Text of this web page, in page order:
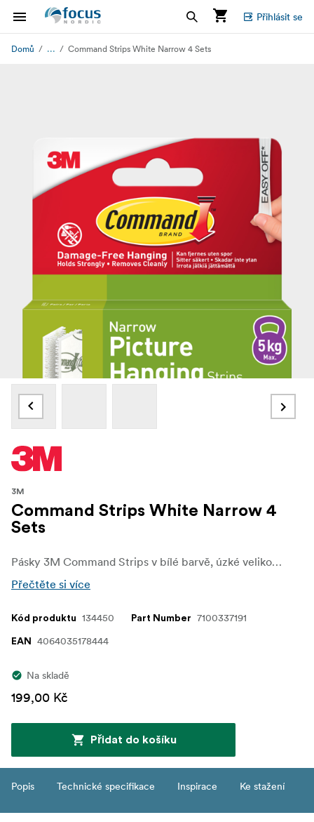
Přihlásit se
Domů ... Command Strips White Narrow 4 Sets
3M
Command Strips White Narrow 4
Sets
Pásky 3M Command Strips v bílé barvě, úzké velikosti, nabízejí tenké a diskrétní řešení pro upevnění a uspořádání drobných předmětů bez poškození stěn nebo povrchů. Jsou ideální pro lehké dekorace, tenké rámečky nebo doplňky, bezpečně drží a zároveň zajišťují, že vaše stěny zůstanou bez děr, stop nebo lepkavých zbytků. Tyto 3M příkazové pásky bílé úzké unesou užitečné zatížení až 5 kg.
Přečtěte si více
Kód produktu 134450 Part Number 7100337191
EAN 4064035178444
Na skladě
199,00 Kč
Přidat do košíku
Popis Technické specifikace Inspirace Ke stažení